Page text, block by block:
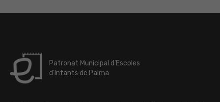
Patronat Municipal d'Escoles
d'Infants de Palma